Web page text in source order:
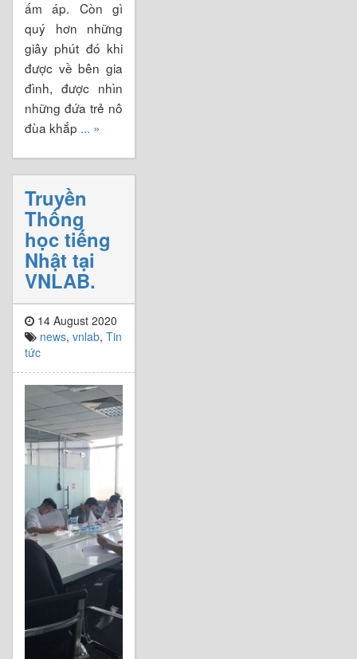
ấm áp. Còn gì
quý hơn những
giây phút đó khi
được về bên gia
đình, được nhìn
những đứa trẻ nô
đùa khắp ... »
Truyền
Thống
học tiếng
Nhật tại
VNLAB.
14 August 2020
news, vnlab, Tin
tức